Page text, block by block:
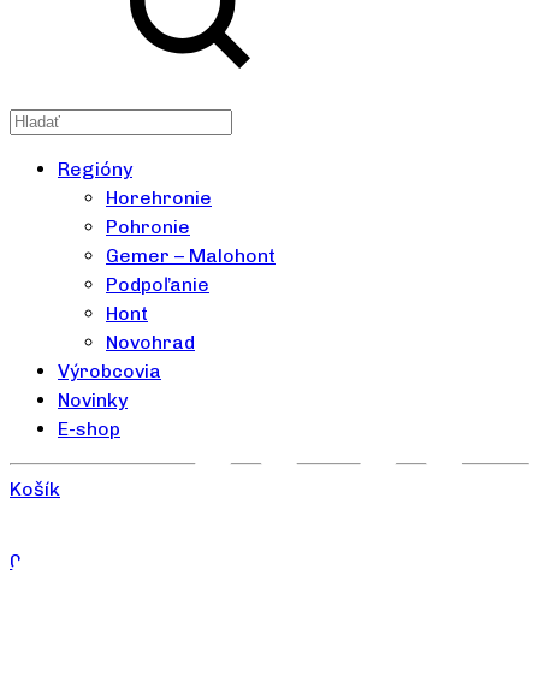
0
Regióny
Horehronie
Pohronie
Gemer – Malohont
Podpoľanie
Hont
Novohrad
Výrobcovia
Novinky
E-shop
Košík